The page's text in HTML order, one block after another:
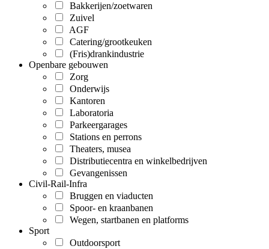
Bakkerijen/zoetwaren
Zuivel
AGF
Catering/grootkeuken
(Fris)drankindustrie
Openbare gebouwen
Zorg
Onderwijs
Kantoren
Laboratoria
Parkeergarages
Stations en perrons
Theaters, musea
Distributiecentra en winkelbedrijven
Gevangenissen
Civil-Rail-Infra
Bruggen en viaducten
Spoor- en kraanbanen
Wegen, startbanen en platforms
Sport
Outdoorsport